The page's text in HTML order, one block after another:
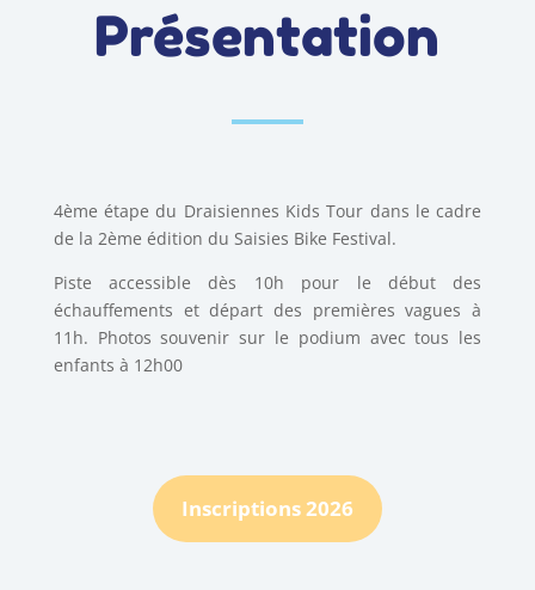
Présentation
4ème étape du Draisiennes Kids Tour dans le cadre
de la 2ème édition du Saisies Bike Festival.
Piste accessible dès 10h pour le début des
échauffements et départ des premières vagues à
11h. Photos souvenir sur le podium avec tous les
enfants à 12h00
Inscriptions 2026